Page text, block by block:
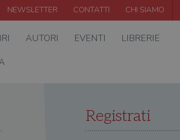
NEWSLETTER CONTATTI CHI SIAMO
AUTORI EVENTI LIBRERIE
Registrati